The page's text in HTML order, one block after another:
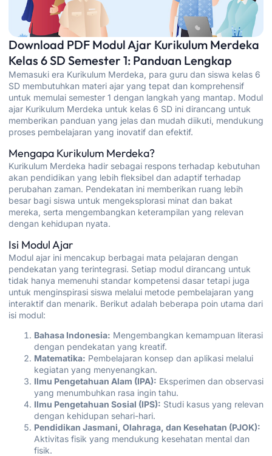
Download PDF Modul Ajar Kurikulum Merdeka
Kelas 6 SD Semester 1: Panduan Lengkap
Memasuki era Kurikulum Merdeka, para guru dan siswa kelas 6
SD membutuhkan materi ajar yang tepat dan komprehensif
untuk memulai semester 1 dengan langkah yang mantap. Modul
ajar Kurikulum Merdeka untuk kelas 6 SD ini dirancang untuk
memberikan panduan yang jelas dan mudah diikuti, mendukung
proses pembelajaran yang inovatif dan efektif.
Mengapa Kurikulum Merdeka?
Kurikulum Merdeka hadir sebagai respons terhadap kebutuhan
akan pendidikan yang lebih fleksibel dan adaptif terhadap
perubahan zaman. Pendekatan ini memberikan ruang lebih
besar bagi siswa untuk mengeksplorasi minat dan bakat
mereka, serta mengembangkan keterampilan yang relevan
dengan kehidupan nyata.
Isi Modul Ajar
Modul ajar ini mencakup berbagai mata pelajaran dengan
pendekatan yang terintegrasi. Setiap modul dirancang untuk
tidak hanya memenuhi standar kompetensi dasar tetapi juga
untuk menginspirasi siswa melalui metode pembelajaran yang
interaktif dan menarik. Berikut adalah beberapa poin utama dari
isi modul:
Bahasa Indonesia: Mengembangkan kemampuan literasi
dengan pendekatan yang kreatif.
Matematika: Pembelajaran konsep dan aplikasi melalui
kegiatan yang menyenangkan.
Ilmu Pengetahuan Alam (IPA): Eksperimen dan observasi
yang menumbuhkan rasa ingin tahu.
Ilmu Pengetahuan Sosial (IPS): Studi kasus yang relevan
dengan kehidupan sehari-hari.
Pendidikan Jasmani, Olahraga, dan Kesehatan (PJOK):
Aktivitas fisik yang mendukung kesehatan mental dan
fisik.